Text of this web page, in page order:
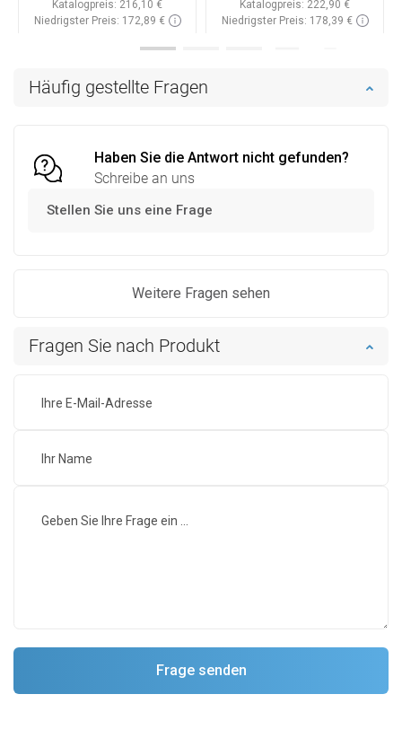
Häufig gestellte Fragen
Haben Sie die Antwort nicht gefunden?
Schreibe an uns
Stellen Sie uns eine Frage
Weitere Fragen sehen
Fragen Sie nach Produkt
Katalogpreis: 216,10 €
Niedrigster Preis: 172,89 €
Katalogpreis: 222,90 €
Niedrigster Preis: 178,39 €